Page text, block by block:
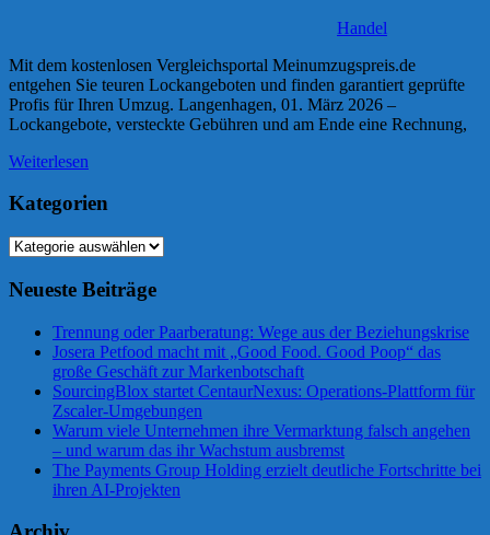
Handel
Mit dem kostenlosen Vergleichsportal Meinumzugspreis.de
entgehen Sie teuren Lockangeboten und finden garantiert geprüfte
Profis für Ihren Umzug. Langenhagen, 01. März 2026 –
Lockangebote, versteckte Gebühren und am Ende eine Rechnung,
Weiterlesen
Kategorien
Kategorien
Neueste Beiträge
Trennung oder Paarberatung: Wege aus der Beziehungskrise
Josera Petfood macht mit „Good Food. Good Poop“ das
große Geschäft zur Markenbotschaft
SourcingBlox startet CentaurNexus: Operations-Plattform für
Zscaler-Umgebungen
Warum viele Unternehmen ihre Vermarktung falsch angehen
– und warum das ihr Wachstum ausbremst
The Payments Group Holding erzielt deutliche Fortschritte bei
ihren AI-Projekten